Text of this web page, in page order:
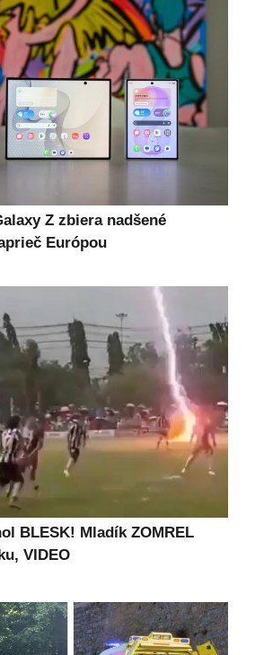
Z zbiera nadšené
Európou
BLESK! Mladík ZOMREL
VIDEO